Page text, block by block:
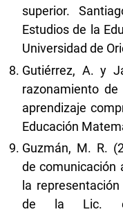
superior.
Estudios de la
Universidad de
Gutiérrez, A. y
razonamiento
aprendizaje
Educación
Guzmán, M. R.
de comunicación
la
de la Lic. en